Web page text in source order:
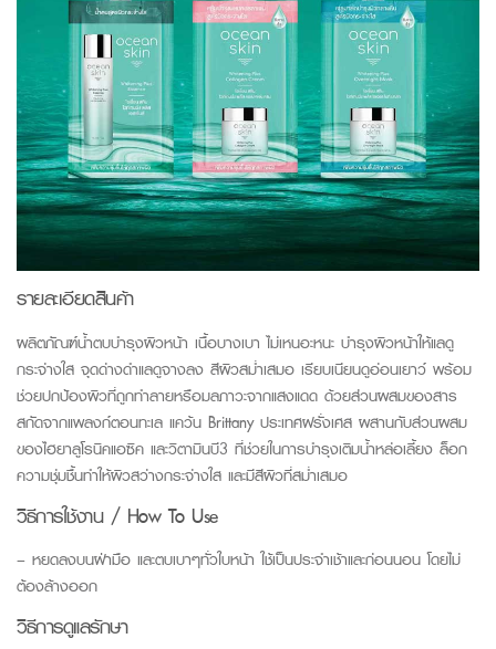
รายละเอียดสินค้า
ผลิตภัณฑ์น้ำตบบำรุงผิวหน้า เนื้อบางเบา ไม่เหนอะหนะ บำรุงผิวหน้าให้แลดู
กระจ่างใส จุดด่างดำแลดูจางลง สีผิวสม่ำเสมอ เรียบเนียนดูอ่อนเยาว์ พร้อม
ช่วยปกป้องผิวที่ถูกทำลายหรือมลภาวะจากแสงแดด ด้วยส่วนผสมของสาร
สกัดจากแพลงก์ตอนทะเล แคว้น Brittany ประเทศฝรั่งเศส ผสานกับส่วนผสม
ของไฮยาลูโรนิคแอซิค และวิตามินบี3 ที่ช่วยในการบำรุงเติมน้ำหล่อเลี้ยง ล็อก
ความชุ่มชื้นทำให้ผิวสว่างกระจ่างใส และมีสีผิวที่สม่ำเสมอ
วิธีการใช้งาน / How To Use
– หยดลงบนฝ่ามือ และตบเบาๆทั่วใบหน้า ใช้เป็นประจำเช้าและก่อนนอน โดยไม่
ต้องล้างออก
วิธีการดูแลรักษา